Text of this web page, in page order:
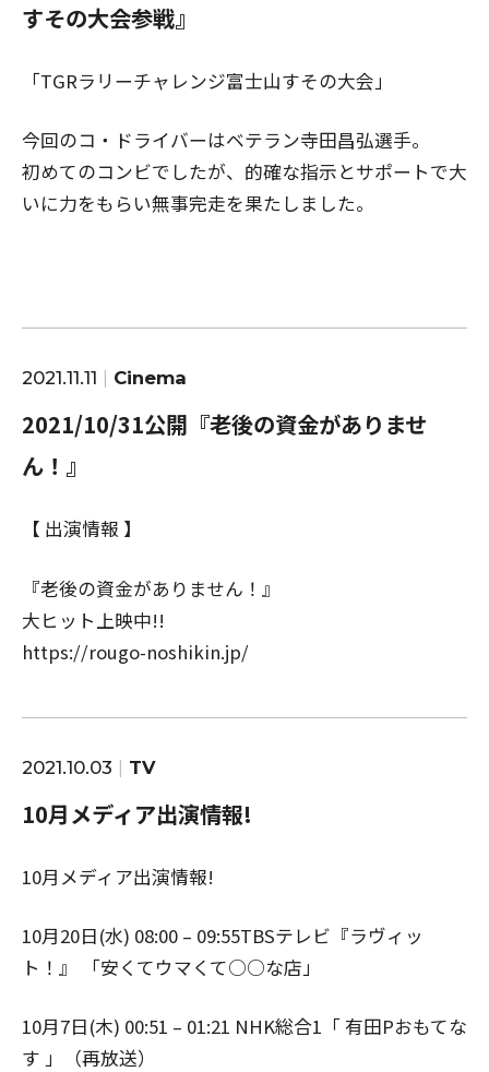
すその大会参戦』
「TGRラリーチャレンジ富士山すその大会」
今回のコ・ドライバーはベテラン寺田昌弘選手。
初めてのコンビでしたが、的確な指示とサポートで大
いに力をもらい無事完走を果たしました。
2021.11.11 Cinema
2021/10/31公開『老後の資金がありませ
ん！』
【 出演情報 】
『老後の資金がありません！』
大ヒット上映中!!
https://rougo-noshikin.jp/
2021.10.03 TV
10月メディア出演情報!
10月メディア出演情報!
10月20日(水) 08:00 – 09:55TBSテレビ『ラヴィッ
ト！』 「安くてウマくて○○な店」
10月7日(木) 00:51 – 01:21 NHK総合1「 有田Pおもてな
す 」（再放送）